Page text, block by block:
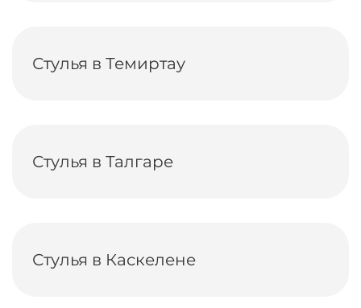
Стулья в Темиртау
Стулья в Талгаре
Стулья в Каскелене